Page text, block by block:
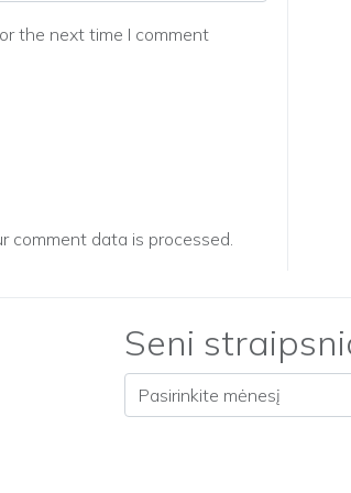
the next time I comment
comment data is processed.
Seni
Seni straipsniai